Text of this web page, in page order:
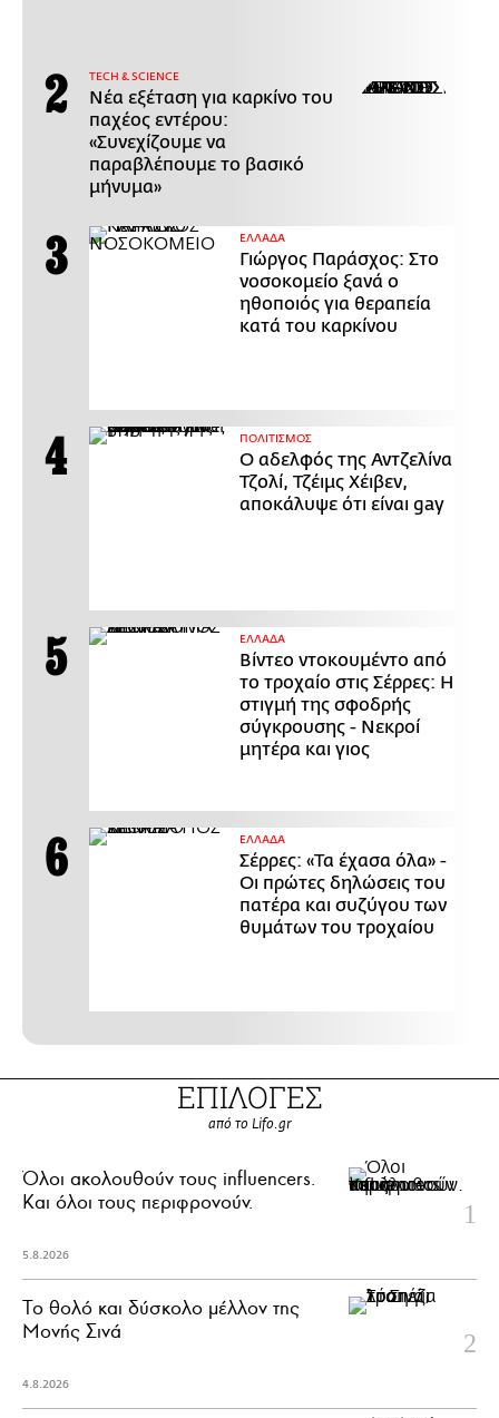
ΤECH & SCIENCE
Νέα εξέταση για καρκίνο του
παχέος εντέρου:
«Συνεχίζουμε να
παραβλέπουμε το βασικό
μήνυμα»
ΕΛΛΑΔΑ
Γιώργος Παράσχος: Στο
νοσοκομείο ξανά ο
ηθοποιός για θεραπεία
κατά του καρκίνου
ΠΟΛΙΤΙΣΜΟΣ
Ο αδελφός της Αντζελίνα
Τζολί, Τζέιμς Χέιβεν,
αποκάλυψε ότι είναι gay
ΕΛΛΑΔΑ
Βίντεο ντοκουμέντο από
το τροχαίο στις Σέρρες: Η
στιγμή της σφοδρής
σύγκρουσης - Νεκροί
μητέρα και γιος
ΕΛΛΑΔΑ
Σέρρες: «Τα έχασα όλα» -
Οι πρώτες δηλώσεις του
πατέρα και συζύγου των
θυμάτων του τροχαίου
ΕΠΙΛΟΓΕΣ
από το Lifo.gr
Όλοι ακολουθούν τους influencers.
Και όλοι τους περιφρονούν.
5.8.2026
Το θολό και δύσκολο μέλλον της
Μονής Σινά
4.8.2026